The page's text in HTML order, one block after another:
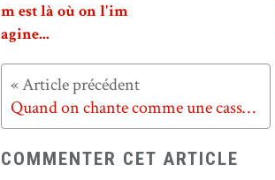
m est là où on l'im
agine...
Quand on chante comme une casserole...
COMMENTER CET ARTICLE